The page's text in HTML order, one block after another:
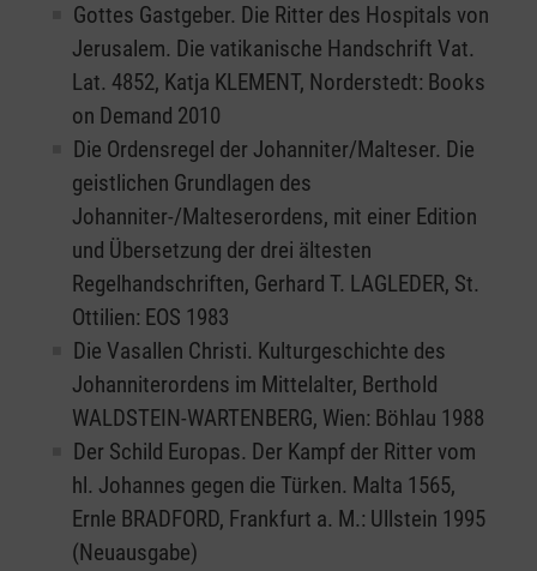
Gottes Gastgeber. Die Ritter des Hospitals von
Jerusalem. Die vatikanische Handschrift Vat.
Lat. 4852, Katja KLEMENT, Norderstedt: Books
on Demand 2010
Die Ordensregel der Johanniter/Malteser. Die
geistlichen Grundlagen des
Johanniter-/Malteserordens, mit einer Edition
und Übersetzung der drei ältesten
Regelhandschriften, Gerhard T. LAGLEDER, St.
Ottilien: EOS 1983
Die Vasallen Christi. Kulturgeschichte des
Johanniterordens im Mittelalter, Berthold
WALDSTEIN-WARTENBERG, Wien: Böhlau 1988
Der Schild Europas. Der Kampf der Ritter vom
hl. Johannes gegen die Türken. Malta 1565,
Ernle BRADFORD, Frankfurt a. M.: Ullstein 1995
(Neuausgabe)